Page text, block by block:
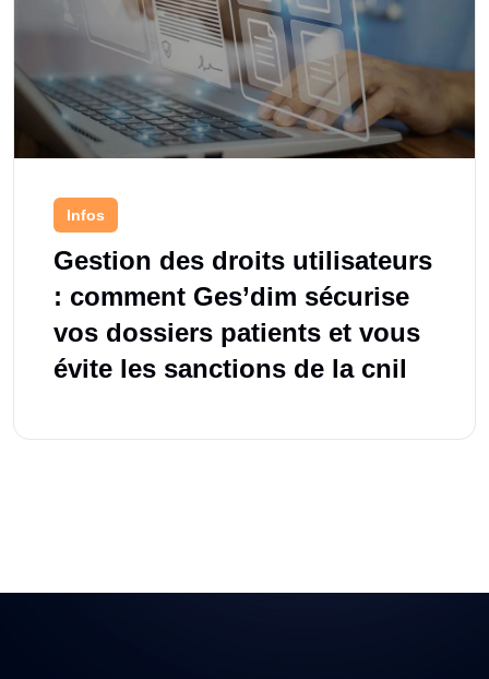
Infos
Gestion des droits utilisateurs
: comment Ges’dim sécurise
vos dossiers patients et vous
évite les sanctions de la cnil